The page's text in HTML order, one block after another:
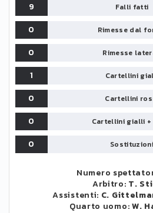
9
Falli fatti
0
Rimesse dal
0
Rimesse
1
Cartellini
0
Cartellini
0
Cartellini gialli
0
Sostituzioni
Numero
Arbitro: T.
Assistenti: C.
Quarto uomo:W.